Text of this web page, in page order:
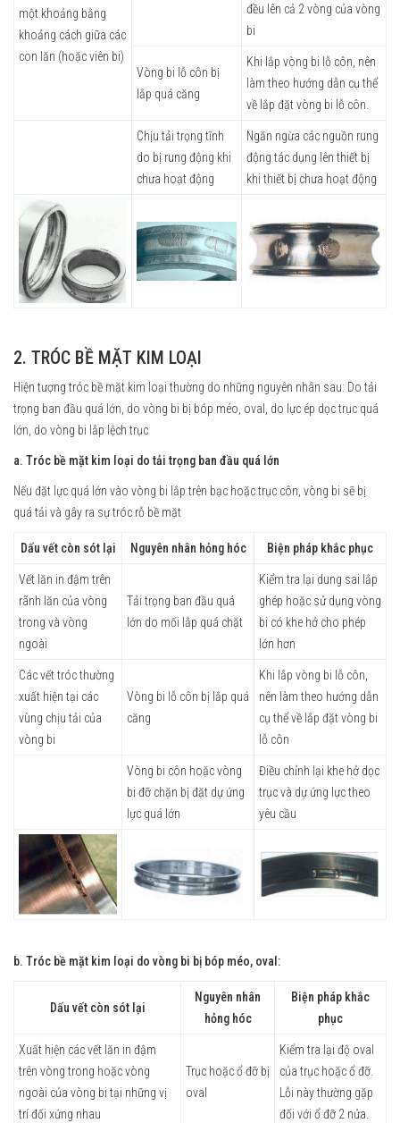
một khoảng bằng
khoảng cách giữa các
con lăn (hoặc viên bi)
đều lên cả 2 vòng của vòng
bi
Vòng bi lỗ côn bị
lắp quá căng
Khi lắp vòng bi lỗ côn, nên
làm theo hướng dẫn cụ thể
về lắp đặt vòng bi lỗ côn.
Chịu tải trọng tĩnh
do bị rung động khi
chưa hoạt động
Ngăn ngừa các nguồn rung
động tác dụng lên thiết bị
khi thiết bị chưa hoạt động
2. TRÓC BỀ MẶT KIM LOẠI
Hiện tượng tróc bề mặt kim loại thường do những nguyên nhân sau: Do tải
trọng ban đầu quá lớn, do vòng bi bị bóp méo, oval, do lực ép dọc trục quá
lớn, do vòng bi lắp lệch trục
a. Tróc bề mặt kim loại do tải trọng ban đầu quá lớn
Nếu đặt lực quá lớn vào vòng bi lắp trên bạc hoặc trục côn, vòng bi sẽ bị
quá tải và gây ra sự tróc rỗ bề mặt
Dấu vết còn sót lại Nguyên nhân hỏng hóc Biện pháp khắc phục
Vết lăn in đậm trên
rãnh lăn của vòng
trong và vòng
ngoài
Tải trọng ban đầu quá
lớn do mối lắp quá chặt
Kiểm tra lại dung sai lắp
ghép hoặc sử dụng vòng
bi có khe hở cho phép
lớn hơn
Các vết tróc thường
xuất hiện tại các
vùng chịu tải của
vòng bi
Vòng bi lỗ côn bị lắp quá
căng
Khi lắp vòng bi lỗ côn,
nên làm theo hướng dẫn
cụ thể về lắp đặt vòng bi
lỗ côn
Vòng bi côn hoặc vòng
bi đỡ chặn bị đặt dự ứng
lực quá lớn
Điều chỉnh lại khe hở dọc
trục và dự ứng lực theo
yêu cầu
b. Tróc bề mặt kim loại do vòng bi bị bóp méo, oval:
Dấu vết còn sót lại
Nguyên nhân
hỏng hóc
Biện pháp khắc
phục
Xuất hiện các vết lăn in đậm
trên vòng trong hoặc vòng
ngoài của vòng bi tại những vị
trí đối xứng nhau
Trục hoặc ổ đỡ bị
oval
Kiểm tra lại độ oval
của trục hoặc ổ đỡ.
Lỗi này thường gặp
đối với ổ đỡ 2 nửa.